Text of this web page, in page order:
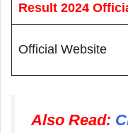
Result 2024
Official Website
Also Read: